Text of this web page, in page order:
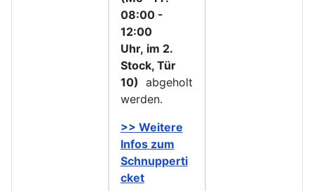
08:00 -
12:00
Uhr, im 2.
Stock, Tür
10) abgeholt
werden.
>> Weitere
Infos zum
Schnupperti
cket